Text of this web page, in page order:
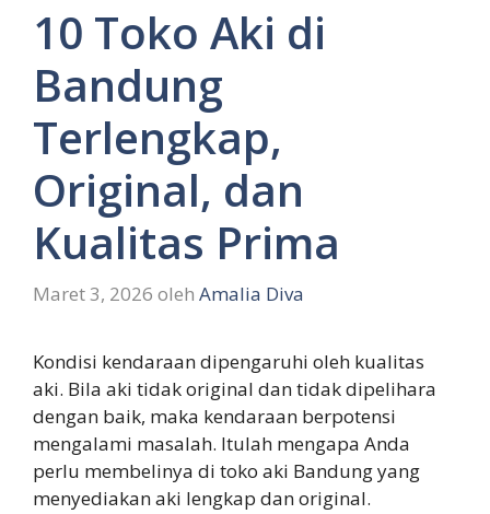
10 Toko Aki di
Bandung
Terlengkap,
Original, dan
Kualitas Prima
Maret 3, 2026 oleh Amalia Diva
Kondisi kendaraan dipengaruhi oleh kualitas
aki. Bila aki tidak original dan tidak dipelihara
dengan baik, maka kendaraan berpotensi
mengalami masalah. Itulah mengapa Anda
perlu membelinya di toko aki Bandung yang
menyediakan aki lengkap dan original.